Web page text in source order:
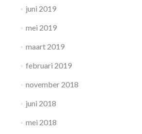
juni 2019
mei 2019
maart 2019
februari 2019
november 2018
juni 2018
mei 2018